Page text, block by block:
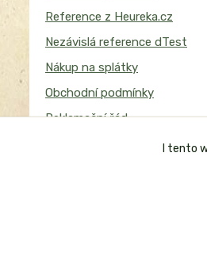
Reference z Heureka.cz
Nezávislá reference dTest
Nákup na splátky
Obchodní podmínky
Reklamační řád
I tento